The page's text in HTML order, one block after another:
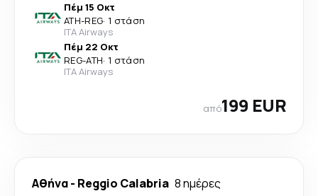
Πέμ 15 Οκτ
ATH-REG· 1 στάση
ITA Airways
Πέμ 22 Οκτ
REG-ATH· 1 στάση
ITA Airways
από199 EUR
Αθήνα- Reggio Calabria 8 ημέρες